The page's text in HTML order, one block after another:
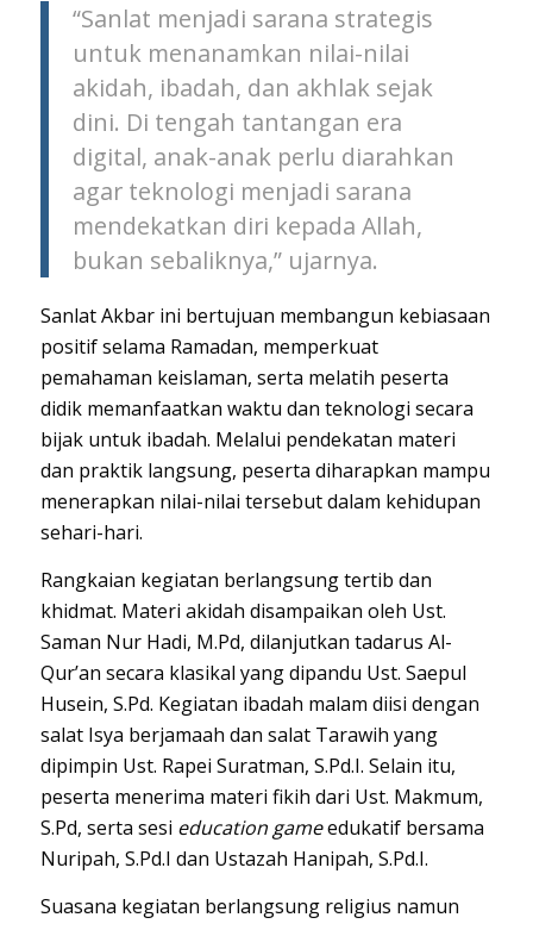
“Sanlat menjadi sarana strategis
untuk menanamkan nilai-nilai
akidah, ibadah, dan akhlak sejak
dini. Di tengah tantangan era
digital, anak-anak perlu diarahkan
agar teknologi menjadi sarana
mendekatkan diri kepada Allah,
bukan sebaliknya,” ujarnya.
Sanlat Akbar ini bertujuan membangun kebiasaan
positif selama Ramadan, memperkuat
pemahaman keislaman, serta melatih peserta
didik memanfaatkan waktu dan teknologi secara
bijak untuk ibadah. Melalui pendekatan materi
dan praktik langsung, peserta diharapkan mampu
menerapkan nilai-nilai tersebut dalam kehidupan
sehari-hari.
Rangkaian kegiatan berlangsung tertib dan
khidmat. Materi akidah disampaikan oleh Ust.
Saman Nur Hadi, M.Pd, dilanjutkan tadarus Al-
Qur’an secara klasikal yang dipandu Ust. Saepul
Husein, S.Pd. Kegiatan ibadah malam diisi dengan
salat Isya berjamaah dan salat Tarawih yang
dipimpin Ust. Rapei Suratman, S.Pd.I. Selain itu,
peserta menerima materi fikih dari Ust. Makmum,
S.Pd, serta sesi education gameedukatif bersama
Nuripah, S.Pd.I dan Ustazah Hanipah, S.Pd.I.
Suasana kegiatan berlangsung religius namun